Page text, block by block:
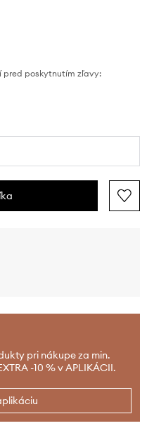
pred poskytnutím zľavy:
pri nákupe za min.
-10 % v APLIKÁCII.